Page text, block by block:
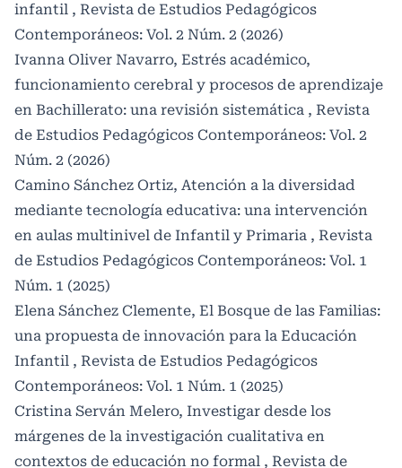
infantil , Revista de Estudios Pedagógicos
Contemporáneos: Vol. 2 Núm. 2 (2026)
Ivanna Oliver Navarro, Estrés académico,
funcionamiento cerebral y procesos de aprendizaje
en Bachillerato: una revisión sistemática , Revista
de Estudios Pedagógicos Contemporáneos: Vol. 2
Núm. 2 (2026)
Camino Sánchez Ortiz, Atención a la diversidad
mediante tecnología educativa: una intervención
en aulas multinivel de Infantil y Primaria , Revista
de Estudios Pedagógicos Contemporáneos: Vol. 1
Núm. 1 (2025)
Elena Sánchez Clemente, El Bosque de las Familias:
una propuesta de innovación para la Educación
Infantil , Revista de Estudios Pedagógicos
Contemporáneos: Vol. 1 Núm. 1 (2025)
Cristina Serván Melero, Investigar desde los
márgenes de la investigación cualitativa en
contextos de educación no formal , Revista de